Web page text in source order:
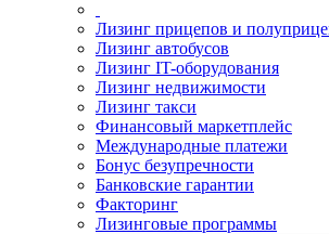
Лизинг прицепов и
Лизинг автобусов
Лизинг IT-оборудования
Лизинг недвижимости
Лизинг такси
Финансовый маркетплейс
Международные платежи
Бонус безупречности
Банковские гарантии
Факторинг
Лизинговые программы